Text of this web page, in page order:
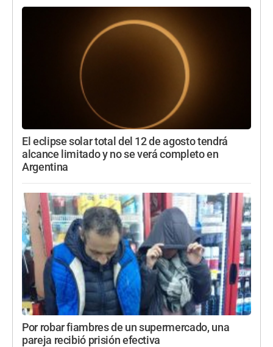
El eclipse solar total del 12 de agosto tendrá
alcance limitado y no se verá completo en
Argentina
Por robar fiambres de un supermercado, una
pareja recibió prisión efectiva